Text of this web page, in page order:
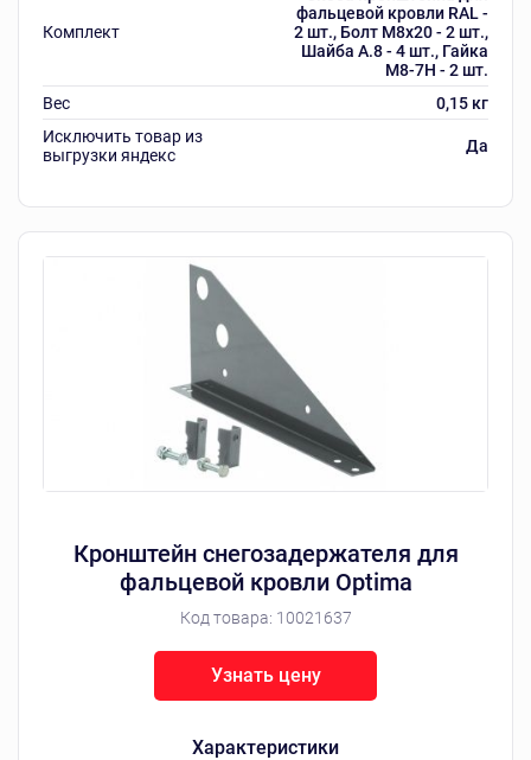
Комплект
фальцевой кровли RAL -
2 шт., Болт М8х20 - 2 шт.,
Шайба А.8 - 4 шт., Гайка
М8-7Н - 2 шт.
Вес
0,15 кг
Исключить товар из
выгрузки яндекс
Да
Кронштейн снегозадержателя для
фальцевой кровли Optima
Код товара: 10021637
Характеристики
Узнать цену